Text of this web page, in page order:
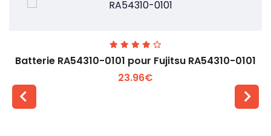
Batterie RA54310-0101 pour Fujitsu RA54310-0101
23.96€